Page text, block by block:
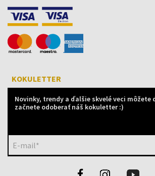
KOKULETTER
Novinky, trendy a ďalšie skvelé veci môžete
začnete odoberať náš kokuletter :)
E-mail*